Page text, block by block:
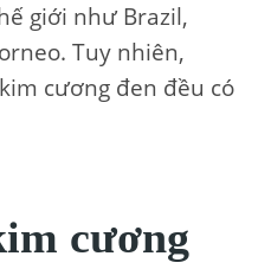
giới như Brazil,
Tuy nhiên,
cương đen đều có
cương